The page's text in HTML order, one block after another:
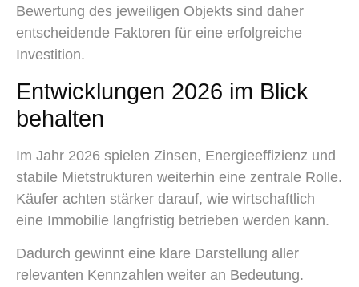
Bewertung des jeweiligen Objekts sind daher
entscheidende Faktoren für eine erfolgreiche
Investition.
Entwicklungen 2026 im Blick
behalten
Im Jahr 2026 spielen Zinsen, Energieeffizienz und
stabile Mietstrukturen weiterhin eine zentrale Rolle.
Käufer achten stärker darauf, wie wirtschaftlich
eine Immobilie langfristig betrieben werden kann.
Dadurch gewinnt eine klare Darstellung aller
relevanten Kennzahlen weiter an Bedeutung.